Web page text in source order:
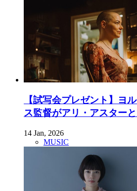
【試写会プレゼント】ヨ
ス監督がアリ・アスター
14 Jan, 2026
MUSIC